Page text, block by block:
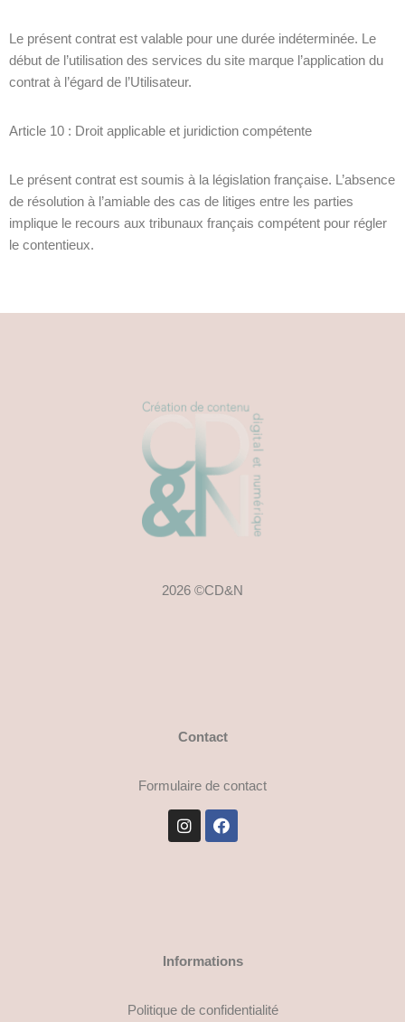
Le présent contrat est valable pour une durée indéterminée. Le
début de l’utilisation des services du site marque l’application du
contrat à l’égard de l’Utilisateur.
Article 10 : Droit applicable et juridiction compétente
Le présent contrat est soumis à la législation française. L’absence
de résolution à l’amiable des cas de litiges entre les parties
implique le recours aux tribunaux français compétent pour régler
le contentieux.
2026 ©CD&N
Contact
Formulaire de contact
Informations
Politique de confidentialité